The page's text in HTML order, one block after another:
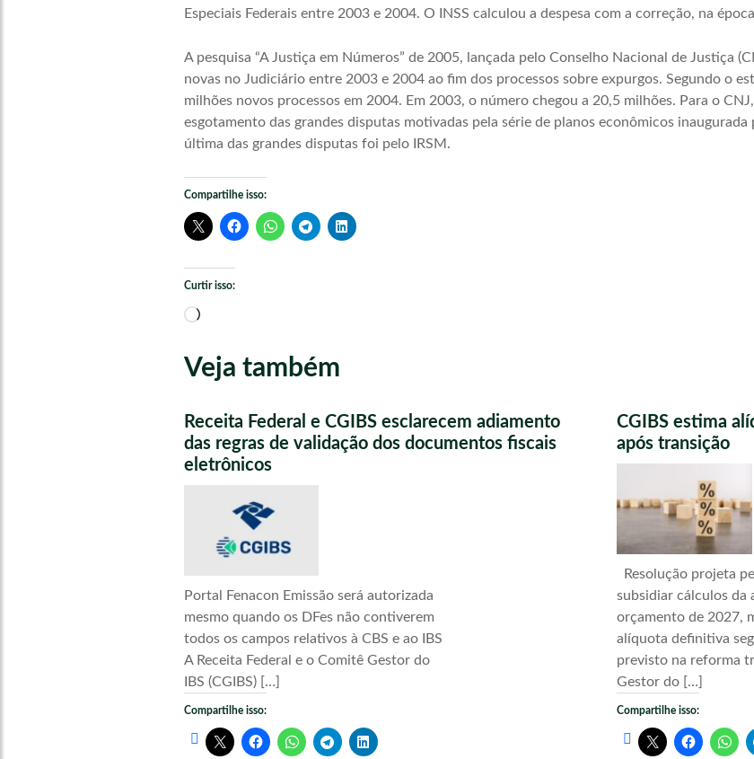
Especiais Federais entre 2003 e 2004. O INSS calculou a despesa com a correção, na
A pesquisa “A Justiça em Números” de 2005, lançada pelo Conselho Nacional de Justiça
novas no Judiciário entre 2003 e 2004 ao fim dos processos sobre expurgos. Segundo o
milhões novos processos em 2004. Em 2003, o número chegou a 20,5 milhões. Para o
esgotamento das grandes disputas motivadas pela série de planos econômicos inaugurada
última das grandes disputas foi pelo IRSM.
Compartilhe isso:
Curtir isso:
Carregando...
Veja também
Receita Federal e CGIBS esclarecem adiamento
das regras de validação dos documentos fiscais
eletrônicos
Portal Fenacon Emissão será autorizada
mesmo quando os DFes não contiverem
todos os campos relativos à CBS e ao IBS
A Receita Federal e o Comitê Gestor do
IBS (CGIBS) […]
Compartilhe isso:
CGIBS estima
após transição
Resolução projeta
subsidiar cálculos da
orçamento de 2027,
alíquota definitiva
previsto na reforma
Gestor do […]
Compartilhe isso: